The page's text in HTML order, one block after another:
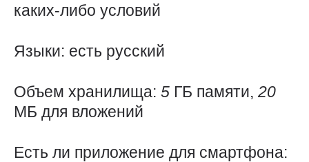
каких-либо условий
Языки: есть русский
Объем хранилища: 5 ГБ памяти, 20
МБ для вложений
Есть ли приложение для смартфона: